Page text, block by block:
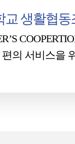
교 생활협
의 서비스을